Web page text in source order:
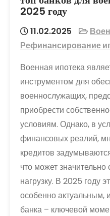
2025 году
11.02.2025
Рефинансирование
Военная ипотека
инструментом для
военнослужащих,
приобрести
условиям. Однако, в
финансовых реалий,
кредитов
что может
нагрузку. В 2025 году
особенно актуальным,
банка – ключевой